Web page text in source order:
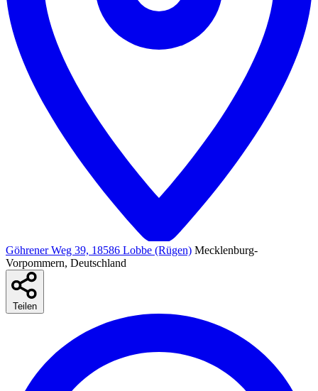
Göhrener Weg 39, 18586 Lobbe (Rügen) Mecklenburg-
Vorpommern, Deutschland
Teilen